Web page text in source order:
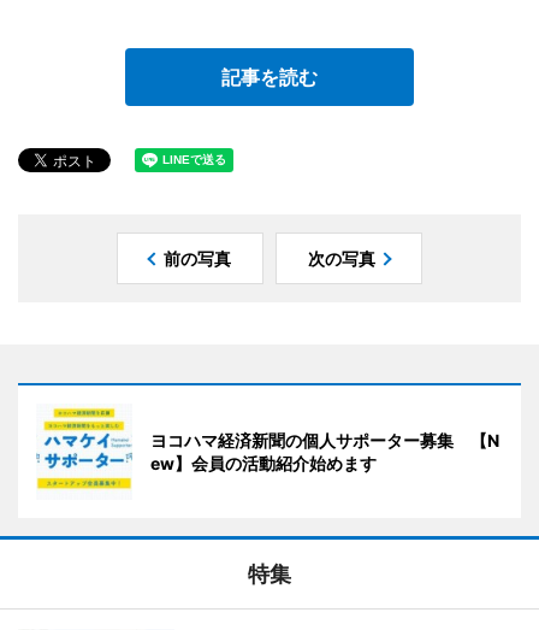
記事を読む
前の写真 次の写真
ヨコハマ経済新聞の個人サポーター募集 【N
ew】会員の活動紹介始めます
特集